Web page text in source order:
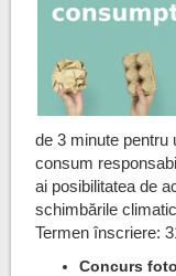
de 3 minute pentru
consum
ai posibilitatea de
schimbările
Termen înscriere:
Concurs